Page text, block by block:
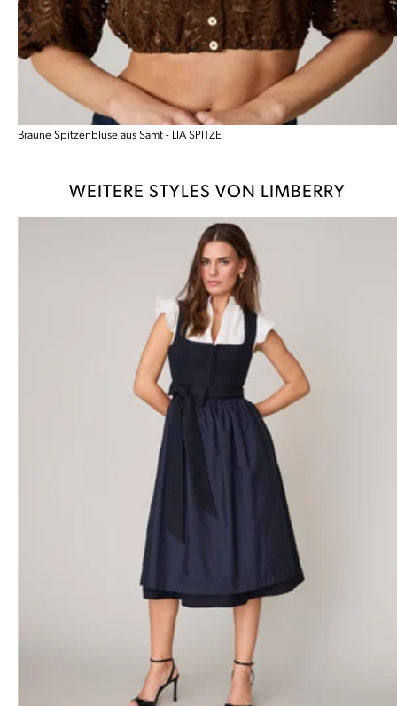
Braune Spitzenbluse aus Samt - LIA SPITZE
WEITERE STYLES VON LIMBERRY